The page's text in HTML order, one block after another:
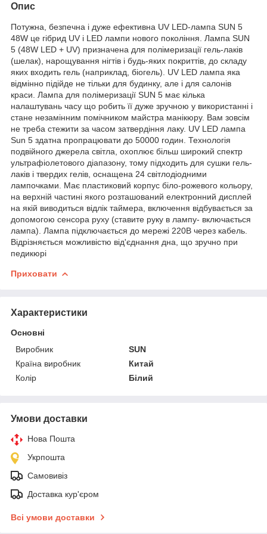
Опис
Потужна, безпечна і дуже ефективна UV LED-лампа SUN 5
48W це гібрид UV і LED лампи нового покоління. Лампа SUN
5 (48W LED + UV) призначена для полімеризації гель-лаків
(шелак), нарощування нігтів і будь-яких покриттів, до складу
яких входить гель (наприклад, біогель). UV LED лампа яка
відмінно підійде не тільки для будинку, але і для салонів
краси. Лампа для полімеризації SUN 5 має кілька
налаштувань часу що робить її дуже зручною у використанні і
стане незамінним помічником майстра манікюру. Вам зовсім
не треба стежити за часом затвердіння лаку. UV LED лампа
Sun 5 здатна пропрацювати до 50000 годин. Технологія
подвійного джерела світла, охоплює більш широкий спектр
ультрафіолетового діапазону, тому підходить для сушки гель-
лаків і твердих гелів, оснащена 24 світлодіодними
лампочками. Має пластиковий корпус біло-рожевого кольору,
на верхній частині якого розташований електронний дисплей
на якій виводиться відлік таймера, включення відбувається за
допомогою сенсора руху (ставите руку в лампу- включається
лампа). Лампа підключається до мережі 220В через кабель.
Відрізняється можливістю від'єднання дна, що зручно при
педикюрі
Приховати
Характеристики
Основні
Виробник
SUN
Країна виробник
Китай
Колір
Білий
Умови доставки
Нова Пошта
Укрпошта
Самовивіз
Доставка кур'єром
Всі умови доставки